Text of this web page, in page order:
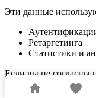
home favorite
Эти данные
Ретаргетинга
Статистики и
Если вы не согласны
покиньте сайт.